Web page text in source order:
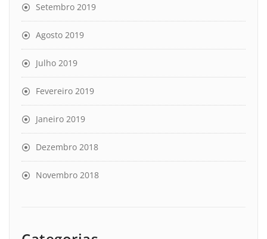
Setembro 2019
Agosto 2019
Julho 2019
Fevereiro 2019
Janeiro 2019
Dezembro 2018
Novembro 2018